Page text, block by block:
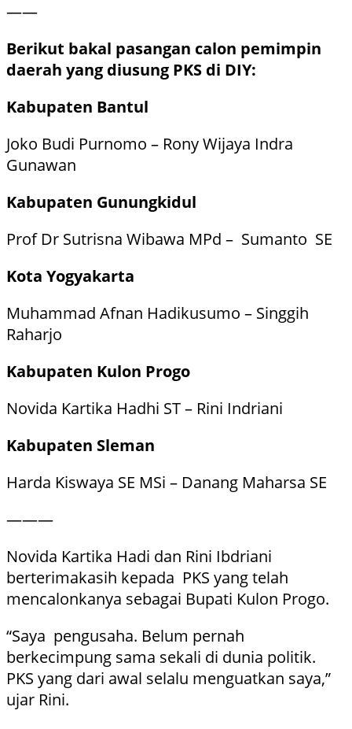
——
Berikut bakal pasangan calon pemimpin
daerah yang diusung PKS di DIY:
Kabupaten Bantul
Joko Budi Purnomo – Rony Wijaya Indra
Gunawan
Kabupaten Gunungkidul
Prof Dr Sutrisna Wibawa MPd – Sumanto SE
Kota Yogyakarta
Muhammad Afnan Hadikusumo – Singgih
Raharjo
Kabupaten Kulon Progo
Novida Kartika Hadhi ST – Rini Indriani
Kabupaten Sleman
Harda Kiswaya SE MSi – Danang Maharsa SE
———
Novida Kartika Hadi dan Rini Ibdriani
berterimakasih kepada PKS yang telah
mencalonkanya sebagai Bupati Kulon Progo.
“Saya pengusaha. Belum pernah
berkecimpung sama sekali di dunia politik.
PKS yang dari awal selalu menguatkan saya,”
ujar Rini.